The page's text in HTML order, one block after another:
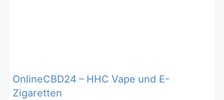
OnlineCBD24 – HHC Vape und E-
Zigaretten